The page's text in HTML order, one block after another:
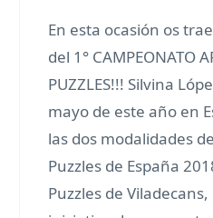
En esta ocasión os
del 1° CAMPEONATO
PUZZLES!!! Silvina
mayo de este año en
las dos modalidades
Puzzles de España
Puzzles de